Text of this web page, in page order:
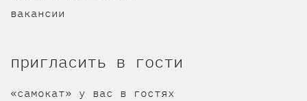
вакансии
пригласить в гости
«самокат» у вас в гостях